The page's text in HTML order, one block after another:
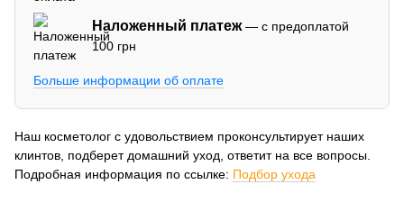
Наложенный платеж— с предоплатой
100 грн
Больше информации об оплате
Наш косметолог с удовольствием проконсультирует наших
клинтов, подберет домашний уход, ответит на все вопросы.
Подробная информация по ссылке: Подбор ухода